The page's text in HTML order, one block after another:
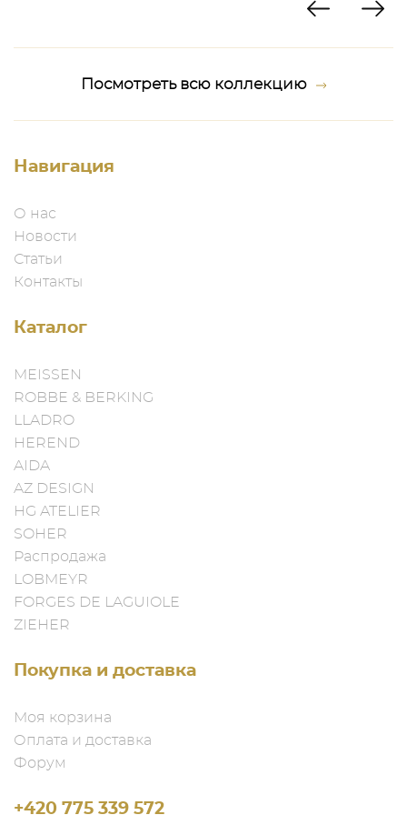
Посмотреть всю коллекцию
Навигация
О нас
Новости
Статьи
Контакты
Каталог
MEISSEN
ROBBE & BERKING
LLADRO
HEREND
AIDA
AZ DESIGN
HG ATELIER
SOHER
Распродажа
LOBMEYR
FORGES DE LAGUIOLE
ZIEHER
Покупка и доставка
Моя корзина
Оплата и доставка
Форум
+420 775 339 572